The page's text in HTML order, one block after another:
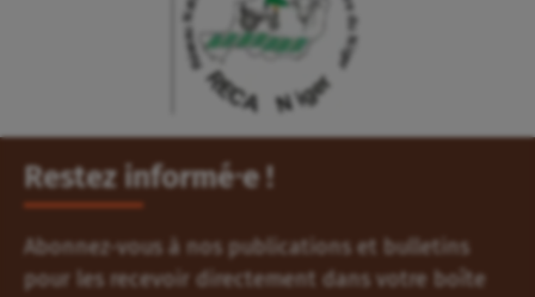
Restez informé⸱e !
Abonnez-vous à nos publications et bulletins
pour les recevoir directement dans votre boîte